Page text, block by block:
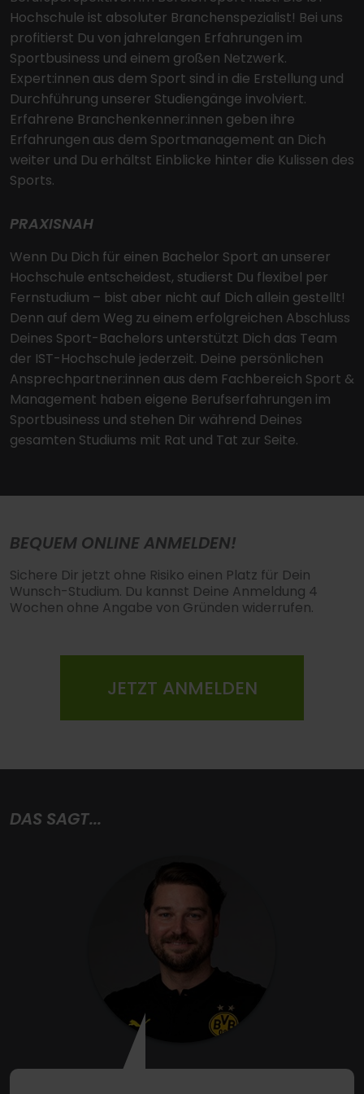
Hochschule ist absoluter Branchenspezialist! Bei uns
profitierst Du von jahrelangen Erfahrungen im
Sportbusiness und einem großen Netzwerk.
Expert:innen aus dem Sport sind in die Erstellung und
Durchführung unserer Studiengänge involviert.
Erfahrene Branchenkenner:innen geben ihre
Erfahrungen aus dem Sportmanagement an Dich
weiter und Du erhältst Einblicke hinter die Kulissen des
Sports.
PRAXISNAH
Wenn Du Dich für einen Bachelor Sport an unserer
Hochschule entscheidest, studierst Du flexibel per
Fernstudium – bist aber nicht auf Dich allein gestellt!
Denn auf dem Weg zu einem erfolgreichen Abschluss
Deines Sport-Bachelors unterstützt Dich das Team
der IST-Hochschule jederzeit. Deine persönlichen
Ansprechpartner:innen aus dem Fachbereich Sport &
Management haben eigene Berufserfahrungen im
Sportbusiness und stehen Dir während Deines
gesamten Studiums mit Rat und Tat zur Seite.
BEQUEM ONLINE ANMELDEN!
Sichere Dir jetzt ohne Risiko einen Platz für Dein
Wunsch-Studium. Du kannst Deine Anmeldung 4
Wochen ohne Angabe von Gründen widerrufen.
JETZT ANMELDEN
DAS SAGT...